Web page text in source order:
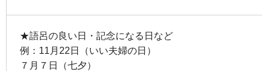
★語呂の良い日・記念になる日など
例：11月22日（いい夫婦の日）
７月７日（七夕）